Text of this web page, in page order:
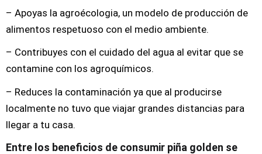
– Apoyas la agroécologia, un modelo de producción de
alimentos respetuoso con el medio ambiente.
– Contribuyes con el cuidado del agua al evitar que se
contamine con los agroquímicos.
– Reduces la contaminación ya que al producirse
localmente no tuvo que viajar grandes distancias para
llegar a tu casa.
Entre los beneficios de consumir piña golden se